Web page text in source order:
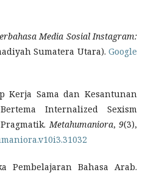
Media Sosial Instagram:
Sumatera Utara).Google
Kerja Sama dan Kesantunan
Internalized Sexism
Metahumaniora, 9(3),
Pembelajaran Bahasa Arab.